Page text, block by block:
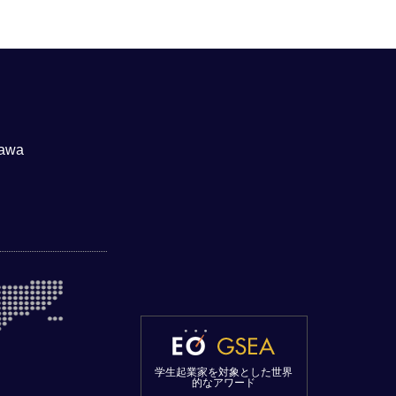
学生起業家を対象とした世界
的なアワード